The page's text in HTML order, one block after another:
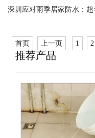
深圳应对雨季居家防水：
首页 上一页 1 2
推荐产品